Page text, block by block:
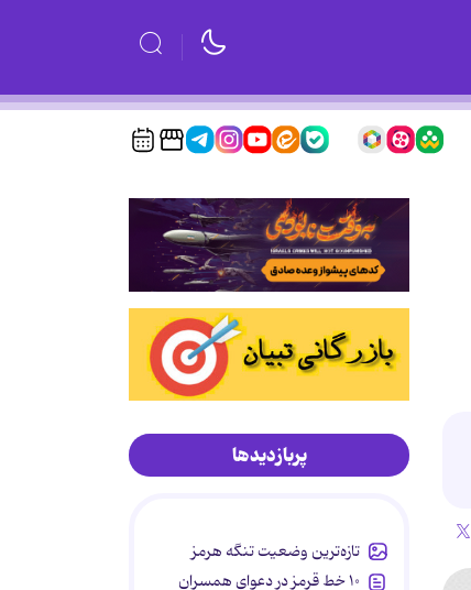
پربازدیدها
تازه‌ترین وضعیت تنگه هرمز
۱۰ خط قرمز در دعوای همسران